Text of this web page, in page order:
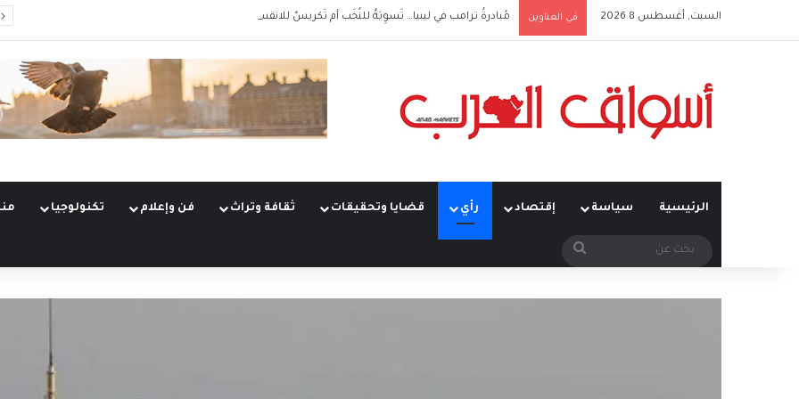
السبت, أغسطس 8 2026 في العناوين مُبادرةُ ترامب في ليبيا… تَسوِيَةٌ للنُخَب أم تَكريسٌ للانقسام؟
الرئيسية سياسة إقتصاد رأي قضايا وتحقيقات ثقافة وتراث فن وإعلام تكنولوجيا
بحث